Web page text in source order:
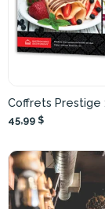
Coffrets Prestige
45,99 $